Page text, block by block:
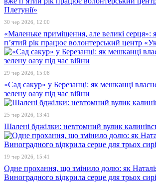
30 чер 2026, 12:00
«Маленьке приміщення, але великі серця»:
п’ятий рік працює волонтерський центр
29 чер 2026, 15:08
«Сад сакур» у Березанці: як мешканці
зелену оазу під час війни
25 чер 2026, 13:41
Шалені бджілки: невтомний вулик
19 чер 2026, 15:41
Одне прохання, що змінило долю: як
Виноградного відкрила серце для трьох